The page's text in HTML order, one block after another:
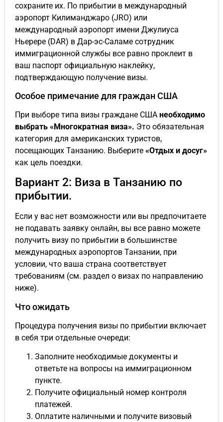
сохраните их. По прибытии в международный
аэропорт Килиманджаро (JRO) или
международный аэропорт имени Джулиуса
Ньерере (DAR) в Дар-эс-Саламе сотрудник
иммиграционной службы все равно проклеит в
ваш паспорт официальную наклейку,
подтверждающую получение визы.
Особое примечание для граждан США
При выборе типа визы граждане США необходимо
выбрать «Многократная виза». Это обязательная
категория для американских туристов,
посещающих Танзанию. Выберите «Отдых и досуг»
как цель поездки.
Вариант 2: Виза в Танзанию по
прибытии.
Если у вас нет возможности или вы предпочитаете
не подавать заявку онлайн, вы все равно можете
получить визу по прибытии в большинстве
международных аэропортов Танзании, при
условии, что ваша страна соответствует
требованиям (см. раздел о визах по направлению
ниже).
Что ожидать
Процедура получения визы по прибытии включает
в себя три отдельные очереди:
Заполните необходимые документы и
ответьте на вопросы на иммиграционном
пункте.
Получите официальный номер контроля
платежей.
Оплатите наличными и получите визовый